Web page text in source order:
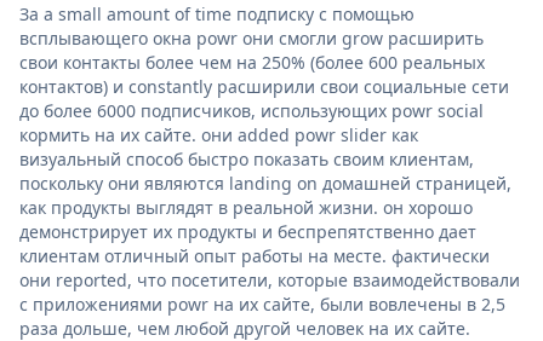
За a small amount of time подписку с помощью
всплывающего окна powr они смогли grow расширить
свои контакты более чем на 250% (более 600 реальных
контактов) и constantly расширили свои социальные сети
до более 6000 подписчиков, использующих powr social
кормить на их сайте. они added powr slider как
визуальный способ быстро показать своим клиентам,
поскольку они являются landing on домашней страницей,
как продукты выглядят в реальной жизни. он хорошо
демонстрирует их продукты и беспрепятственно дает
клиентам отличный опыт работы на месте. фактически
они reported, что посетители, которые взаимодействовали
с приложениями powr на их сайте, были вовлечены в 2,5
раза дольше, чем любой другой человек на их сайте.